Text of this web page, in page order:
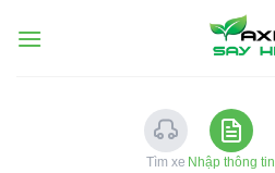
đến
Tìm xe Nhập thông tin